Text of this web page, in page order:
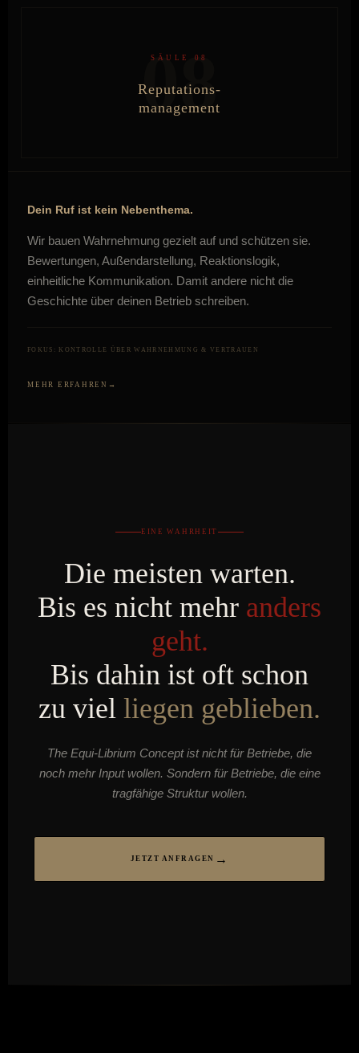
08
SÄULE 08
Reputations-
management
Dein Ruf ist kein Nebenthema.
Wir bauen Wahrnehmung gezielt auf und schützen sie.
Bewertungen, Außendarstellung, Reaktionslogik,
einheitliche Kommunikation. Damit andere nicht die
Geschichte über deinen Betrieb schreiben.
FOKUS: KONTROLLE ÜBER WAHRNEHMUNG & VERTRAUEN
MEHR ERFAHREN
EINE WAHRHEIT
Die meisten warten.
Bis es nicht mehr anders
geht.
Bis dahin ist oft schon
zu viel liegen geblieben.
The Equi-Librium Concept ist nicht für Betriebe, die
noch mehr Input wollen. Sondern für Betriebe, die eine
tragfähige Struktur wollen.
JETZT ANFRAGEN